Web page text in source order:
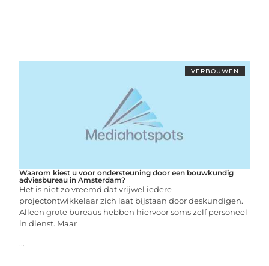
VERBOUWEN
Waarom kiest u voor ondersteuning door een bouwkundig
adviesbureau in Amsterdam?
Het is niet zo vreemd dat vrijwel iedere
projectontwikkelaar zich laat bijstaan door deskundigen.
Alleen grote bureaus hebben hiervoor soms zelf personeel
in dienst. Maar
...